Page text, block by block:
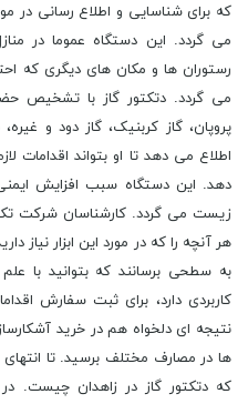
که برای شناسایی و اطلاع رسانی در
می گردد. این دستگاه عموما در
رستوران ها و مکان های دیگری که
می گردد. دتکتور گاز با تشخیص
پروپان، گاز کربنیک، گاز دود و
اطلاع می دهد تا او بتواند اقدامات
دهد. این دستگاه سبب افزایش
زیست می گردد. کارشناسان شرکت
هر آنچه را که در مورد این ابزار نیاز
به سطحی برسانند که بتوانید با
کاربردی دارد، برای ثبت سفارش
نتیجه ای دلخواه هم در خرید
ها در مصارف مختلف برسید. تا انتهای
که دتکتور گاز در زاهدان چیست.